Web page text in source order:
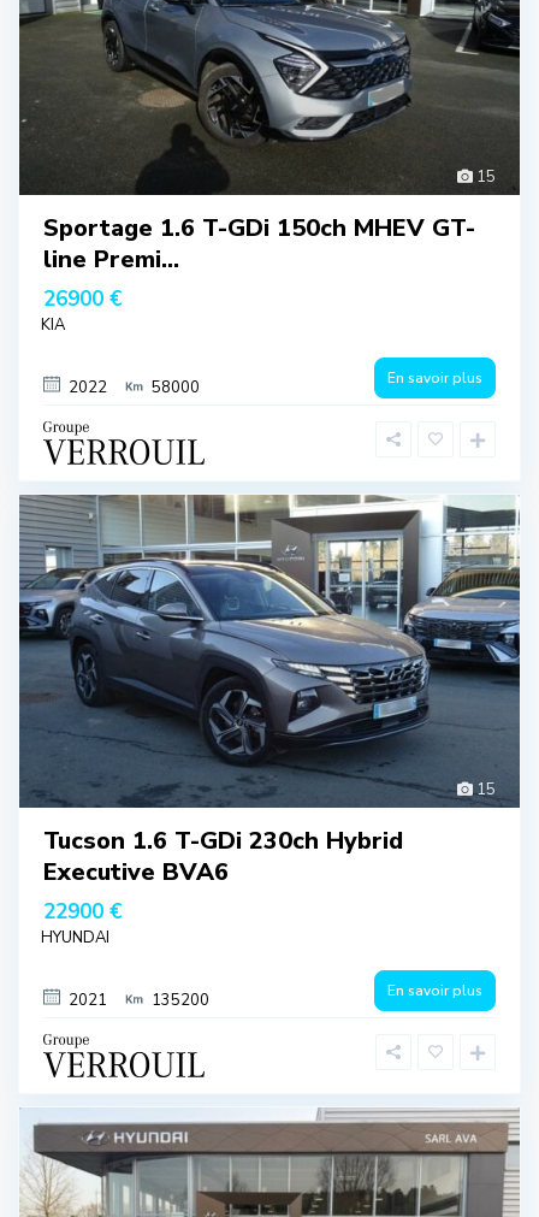
15
Sportage 1.6 T-GDi 150ch MHEV GT-
line Premi...
26900 €
KIA
2022 58000 En savoir plus
15
Tucson 1.6 T-GDi 230ch Hybrid
Executive BVA6
22900 €
HYUNDAI
2021 135200 En savoir plus